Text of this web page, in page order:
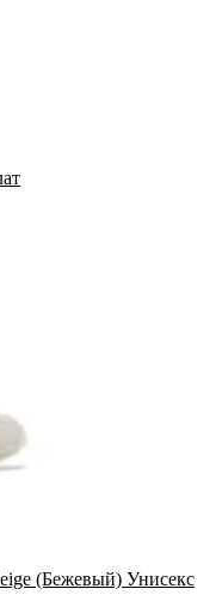
(Бежевый) Унисекс